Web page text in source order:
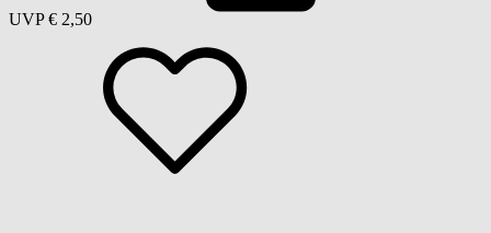
UVP € 2,50